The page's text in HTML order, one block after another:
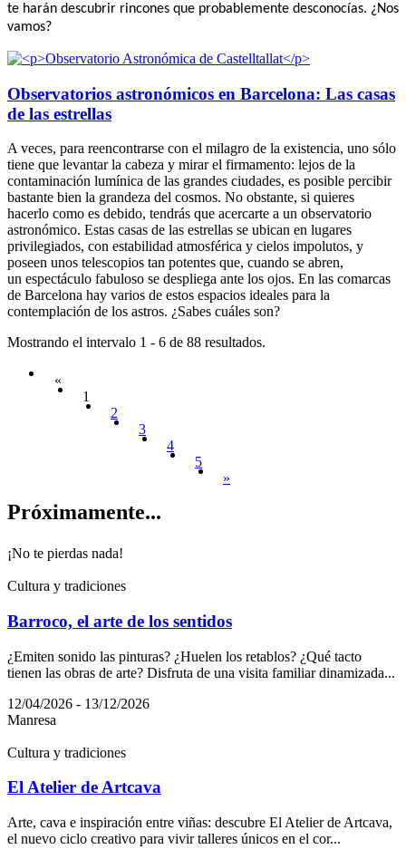
te harán descubrir rincones que probablemente desconocías. ¿Nos
vamos?
Observatorios astronómicos en Barcelona: Las casas
de las estrellas
A veces, para reencontrarse con el milagro de la existencia, uno sólo
tiene que levantar la cabeza y mirar el firmamento: lejos de la
contaminación lumínica de las grandes ciudades, es posible percibir
bastante bien la grandeza del cosmos. No obstante, si quieres
hacerlo como es debido, tendrás que acercarte a un observatorio
astronómico. Estas casas de las estrellas se ubican en lugares
privilegiados, con estabilidad atmosférica y cielos impolutos, y
poseen unos telescopios tan potentes que, cuando se abren,
un espectáculo fabuloso se despliega ante los ojos. En las comarcas
de Barcelona hay varios de estos espacios ideales para la
contemplación de los astros. ¿Sabes cuáles son?
Mostrando el intervalo 1 - 6 de 88 resultados.
«
1
2
3
4
5
»
Próximamente...
¡No te pierdas nada!
Cultura y tradiciones
Barroco, el arte de los sentidos
¿Emiten sonido las pinturas? ¿Huelen los retablos? ¿Qué tacto
tienen las obras de arte? Disfruta de una visita familiar dinamizada...
12/04/2026 - 13/12/2026
Manresa
Cultura y tradiciones
El Atelier de Artcava
Arte, cava e inspiración entre viñas: descubre El Atelier de Artcava,
el nuevo ciclo creativo para vivir talleres únicos en el cor...